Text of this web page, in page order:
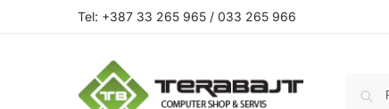
Tel: +387 33 265 965 / 033 265 966